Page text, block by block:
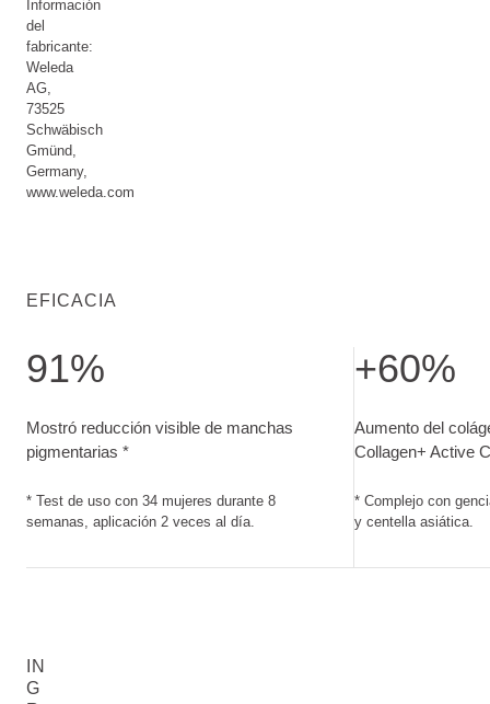
Información
del
fabricante:
Weleda
AG,
73525
Schwäbisch
Gmünd,
Germany,
www.weleda.com
EFICACIA
91%
Mostró reducción visible de manchas
pigmentarias *
* Test de uso con 34 mujeres durante 8
semanas, aplicación 2 veces al día.
+60%
Aumento del
Collagen+ Active
* Complejo con
y centella asiática.
IN
G